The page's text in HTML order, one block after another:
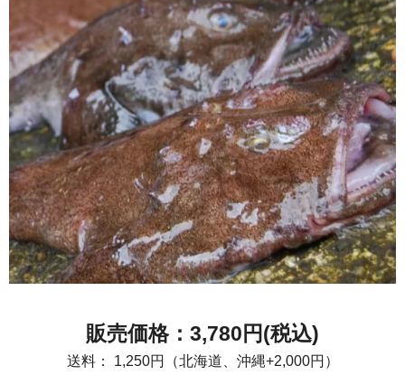
3,780円(税込)
送料： 1,250円（北海道、沖縄+2,000円）